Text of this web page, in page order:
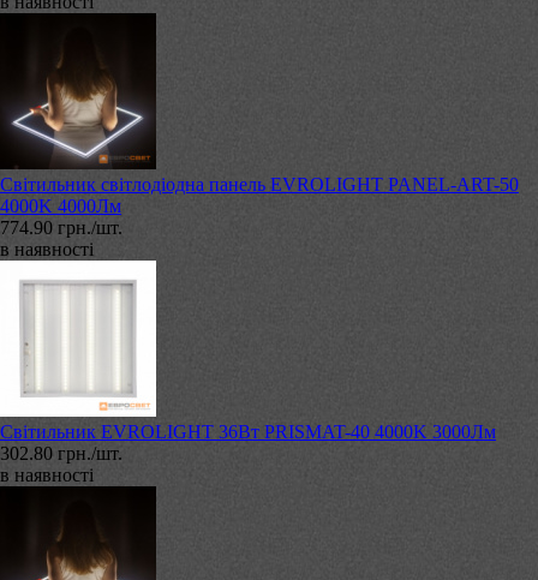
Світильник світлодіодна панель EVROLIGHT PANEL-ART-50
4000K 4000Лм
774.90 грн./шт.
в наявності
Світильник EVROLIGHT 36Вт PRISMAT-40 4000K 3000Лм
302.80 грн./шт.
в наявності